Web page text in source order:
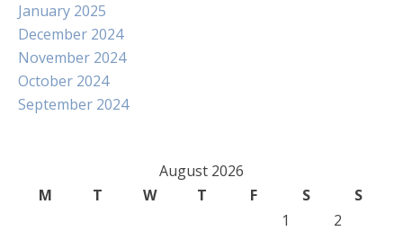
January 2025
December 2024
November 2024
October 2024
September 2024
August 2026
M
T W T F S
S
1
2